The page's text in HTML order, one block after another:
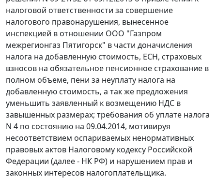
налоговой ответственности за совершение
налогового правонарушения, вынесенное
инспекцией в отношении ООО "Газпром
межрегионгаз Пятигорск" в части доначисления
налога на добавленную стоимость, ЕСН, страховых
взносов на обязательное пенсионное страхование в
полном объеме, пени за неуплату налога на
добавленную стоимость, а так же предложения
уменьшить заявленный к возмещению НДС в
завышенных размерах; требования об уплате налога
N 4 по состоянию на 09.04.2014, мотивируя
несоответствием оспариваемых ненормативных
правовых актов Налоговому кодексу Российской
Федерации (далее - НК РФ) и нарушением прав и
законных интересов налогоплательщика.